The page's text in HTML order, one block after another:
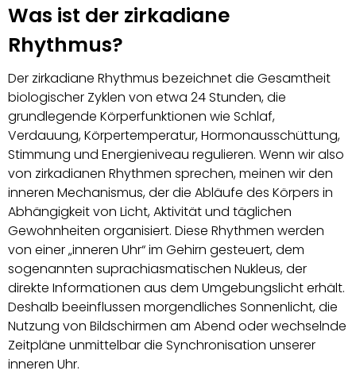
Was ist der zirkadiane
Rhythmus?
Der zirkadiane Rhythmus bezeichnet die Gesamtheit
biologischer Zyklen von etwa 24 Stunden, die
grundlegende Körperfunktionen wie Schlaf,
Verdauung, Körpertemperatur, Hormonausschüttung,
Stimmung und Energieniveau regulieren. Wenn wir also
von zirkadianen Rhythmen sprechen, meinen wir den
inneren Mechanismus, der die Abläufe des Körpers in
Abhängigkeit von Licht, Aktivität und täglichen
Gewohnheiten organisiert. Diese Rhythmen werden
von einer „inneren Uhr“ im Gehirn gesteuert, dem
sogenannten suprachiasmatischen Nukleus, der
direkte Informationen aus dem Umgebungslicht erhält.
Deshalb beeinflussen morgendliches Sonnenlicht, die
Nutzung von Bildschirmen am Abend oder wechselnde
Zeitpläne unmittelbar die Synchronisation unserer
inneren Uhr.